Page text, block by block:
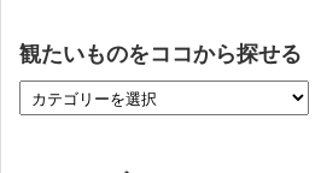
観たいものをココから探せる